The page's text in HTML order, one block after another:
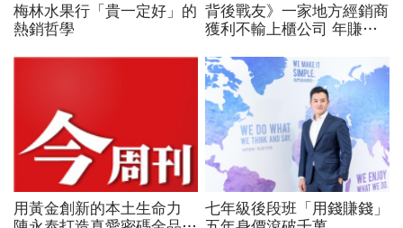
梅林水果行「貴一定好」的
熱銷哲學
背後戰友》一家地方經銷商
獲利不輸上櫃公司 年賺一
驚人財力
用黃金創新的本土生命力
七年級後段班「用錢賺錢」